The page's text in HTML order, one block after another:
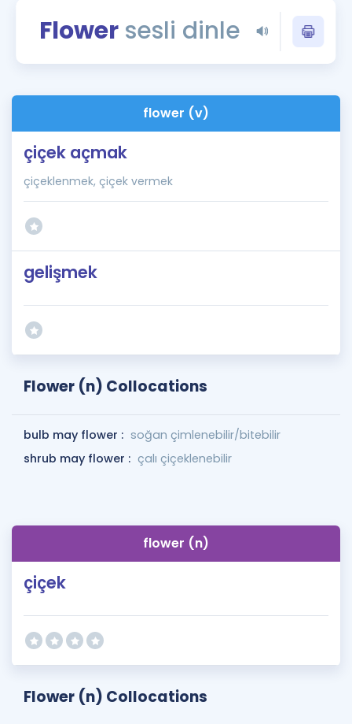
Blog
İngilizce Gramer
Flower sesli dinle
flower (v)
çiçek açmak
çiçeklenmek, çiçek vermek
gelişmek
Flower (n) Collocations
bulb may flower : soğan çimlenebilir/bitebilir
shrub may flower : çalı çiçeklenebilir
flower (n)
çiçek
Flower (n) Collocations